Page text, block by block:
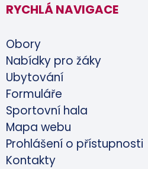
RYCHLÁ NAVIGACE
Obory
Nabídky pro žáky
Ubytování
Formuláře
Sportovní hala
Mapa webu
Prohlášení o přístupnosti
Kontakty